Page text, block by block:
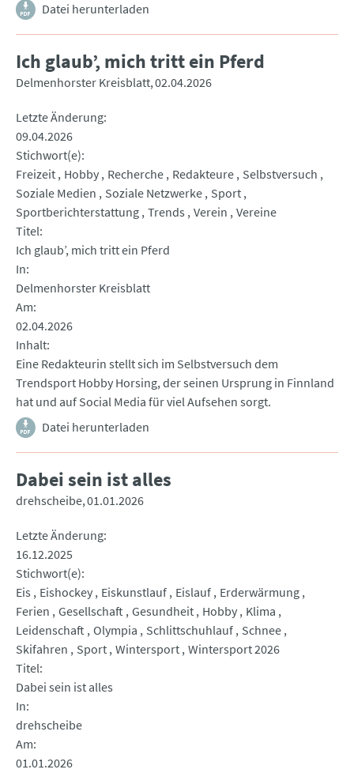
Datei herunterladen
Ich glaub’, mich tritt ein Pferd
Delmenhorster Kreisblatt 02.04.2026
Letzte Änderung
09.04.2026
Stichwort(e)
Freizeit Hobby Recherche Redakteure Selbstversuch
Soziale Medien
Soziale Netzwerke Sport
Sportberichterstattung Trends Verein Vereine
Titel
Ich glaub’, mich tritt ein Pferd
In
Delmenhorster Kreisblatt
Am
02.04.2026
Inhalt
Eine Redakteurin stellt sich im Selbstversuch dem
Trendsport Hobby Horsing, der seinen Ursprung in Finnland
hat und auf Social Media für viel Aufsehen sorgt.
Datei herunterladen
Dabei sein ist alles
drehscheibe 01.01.2026
Letzte Änderung
16.12.2025
Stichwort(e)
Eis
Eishockey Eiskunstlauf Eislauf Erderwärmung
Ferien Gesellschaft Gesundheit Hobby Klima
Leidenschaft Olympia Schlittschuhlauf Schnee
Skifahren
Sport Wintersport Wintersport 2026
Titel
Dabei sein ist alles
In
drehscheibe
Am
01.01.2026